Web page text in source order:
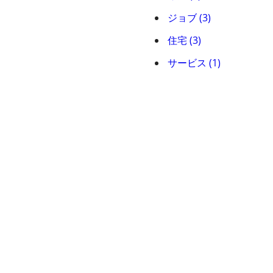
ジョブ (3)
住宅 (3)
サービス (1)